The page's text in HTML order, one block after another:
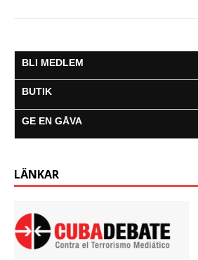
BLI MEDLEM
BUTIK
GE EN GÅVA
LÄNKAR